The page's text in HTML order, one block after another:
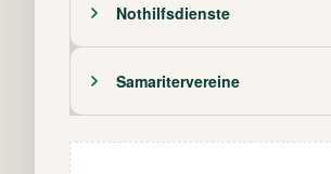
Nothilfsdienste
Samaritervereine